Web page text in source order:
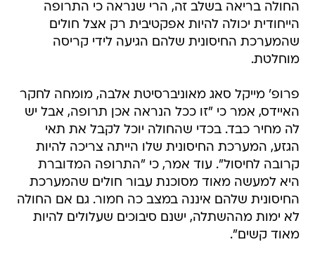
החולה בריאה בשלב זה, הרי שנראה כי התרופה
הייחודית יכולה להיות אפקטיבית רק אצל חולים
שהמערכת החיסונית שלהם הגיעה לידי קריסה
מוחלטת.
פרופ' מייקל סאג מאוניברסיטת אלבה, מומחה לחקר
האיידס, אמר כי "זו ככל הנראה אכן תרופה, אבל יש
לה מחיר כבד. בכדי שהחולה יוכל לקבל את תאי
הגזע, המערכת החיסונית שלו הייתה צריכה להיות
קרובה לחיסול". עוד אמר, כי "התרופה המדוברת
היא למעשה מאוד מסוכנת עבור חולים שהמערכת
החיסונית שלהם איננה במצב כה חמור. גם אם החולה
לא ימות מההשתלה, ישנם סיבוכים שעלולים להיות
מאוד קשים".